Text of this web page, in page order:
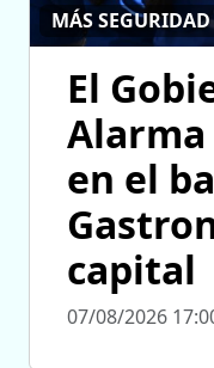
MÁS SEGURIDAD
El
Alarma
en el
capital
07/08/2026